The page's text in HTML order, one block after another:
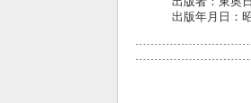
出版年月日：